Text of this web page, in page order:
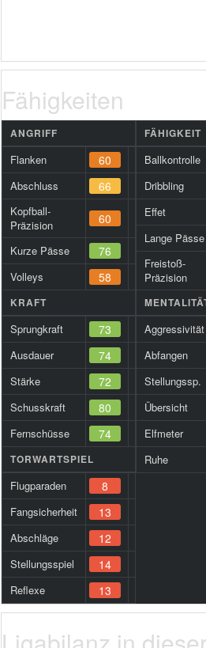
Fähigkeiten
ANGRIFF
Flanken 60
Abschluss 66
Kopfball-
Präzision
60
Kurze Pässe 76
Volleys 58
KRAFT
Sprungkraft 73
Ausdauer 74
Stärke 72
Schusskraft 80
Fernschüsse 74
TORWARTSPIEL
Flugparaden 8
Fangsicherheit 13
Abschläge 12
Stellungsspiel 14
Reflexe 13
FÄHIGKEIT
Ballkontrolle
Dribbling
Effet
Lange Pässe
Freistoß-
Präzision
Aggressivität
Abfangen
Stellungssp.
Übersicht
Elfmeter
Ruhe